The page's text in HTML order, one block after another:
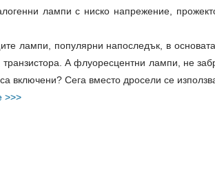
лампи с ниско напрежение,
лампи, популярни напоследък, в
А флуоресцентни лампи, не
включени? Сега вместо дросели се
>>>